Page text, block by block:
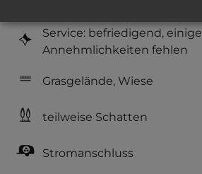
Service: befriedigend, einige
Annehmlichkeiten fehlen
Grasgelände, Wiese
teilweise Schatten
Stromanschluss